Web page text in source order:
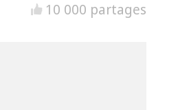
10 000 partages